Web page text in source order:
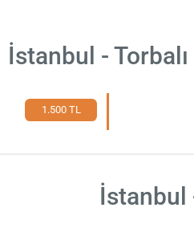
İstanbul -
1.500 TL
İstanbul